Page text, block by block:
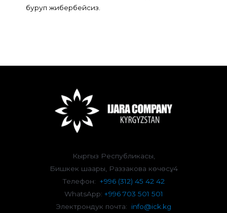
буруп жибербейсиз.
Кыргыз Республикасы,
Бишкек шаары, Раззакова көчөсү, 4
Телефон: +996 (312) 45 42 42
WhatsApp: +996 703 501 501
Электрондук почта: info@ick.kg